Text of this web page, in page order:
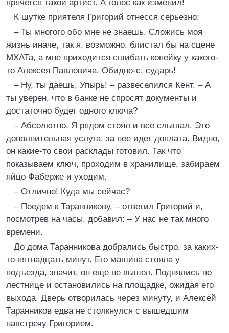
прячется такой артист. А голос как изменил!
К шутке приятеля Григорий отнесся серьезно:
– Ты многого обо мне не знаешь. Сложись моя
жизнь иначе, так я, возможно, блистал бы на сцене
МХАТа, а мне приходится сшибать копейку у какого-
то Алексея Павловича. Обидно-с, сударь!
– Ну, ты даешь, Упырь! – развеселился Кент. – А
ты уверен, что в банке не спросят документы и
достаточно будет одного ключа?
– Абсолютно. Я рядом стоял и все слышал. Это
дополнительная услуга, за нее идет доплата. Видно,
он какие-то свои расклады готовил. Так что
показываем ключ, проходим в хранилище, забираем
яйцо Фаберже и уходим.
– Отлично! Куда мы сейчас?
– Поедем к Таранникову, – ответил Григорий и,
посмотрев на часы, добавил: – У нас не так много
времени.
До дома Таранникова добрались быстро, за каких-
то пятнадцать минут. Его машина стояла у
подъезда, значит, он еще не вышел. Поднялись по
лестнице и остановились на площадке, ожидая его
выхода. Дверь отворилась через минуту, и Алексей
Таранников едва не столкнулся с вышедшим
навстречу Григорием.